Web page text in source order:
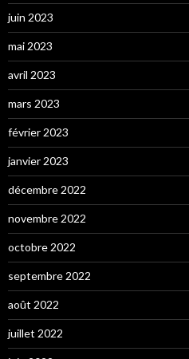
juin 2023
mai 2023
avril 2023
mars 2023
février 2023
janvier 2023
décembre 2022
novembre 2022
octobre 2022
septembre 2022
août 2022
juillet 2022